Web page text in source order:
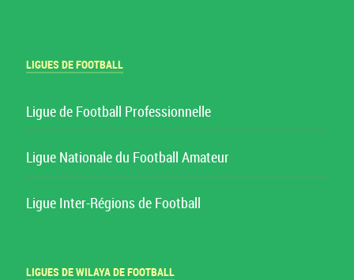
LIGUES DE FOOTBALL
Ligue de Football Professionnelle
Ligue Nationale du Football Amateur
Ligue Inter-Régions de Football
LIGUES DE WILAYA DE FOOTBALL